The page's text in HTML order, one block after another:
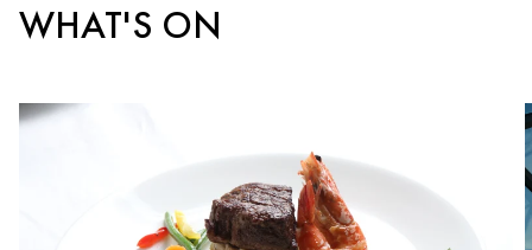
WHAT'S ON